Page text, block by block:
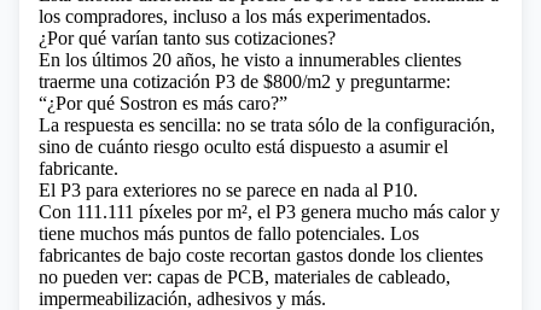
los compradores, incluso a los más experimentados.
¿Por qué varían tanto sus cotizaciones?
En los últimos 20 años, he visto a innumerables clientes
traerme una cotización P3 de $800/m2 y preguntarme:
“¿Por qué Sostron es más caro?”
La respuesta es sencilla: no se trata sólo de la configuración,
sino de cuánto riesgo oculto está dispuesto a asumir el
fabricante.
El P3 para exteriores no se parece en nada al P10.
Con 111.111 píxeles por m², el P3 genera mucho más calor y
tiene muchos más puntos de fallo potenciales. Los
fabricantes de bajo coste recortan gastos donde los clientes
no pueden ver: capas de PCB, materiales de cableado,
impermeabilización, adhesivos y más.